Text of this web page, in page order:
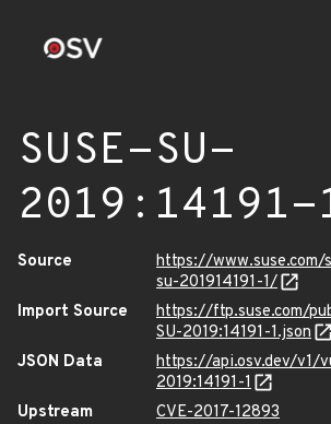
SUSE-SU-
2019:14191-
Source
https://www.suse.com/
su-201914191-1/
Import Source
https://ftp.suse.com/
SU-2019:14191-1.json
JSON Data
https://api.osv.dev/v1/
2019:14191-1
Upstream
CVE-2017-12893